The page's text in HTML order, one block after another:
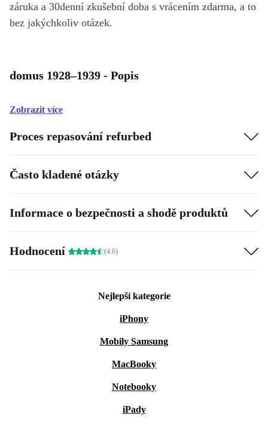
záruka a 30denní zkušební doba s vrácením zdarma, a to
bez jakýchkoliv otázek.
domus 1928–1939 - Popis
Zobrazit více
Proces repasování refurbed
Často kladené otázky
Informace o bezpečnosti a shodě produktů
Hodnocení (4.6)
Nejlepší kategorie
iPhony
Mobily Samsung
MacBooky
Notebooky
iPady